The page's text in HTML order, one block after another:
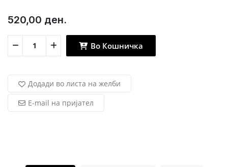
520,00 ден.
Во Кошничка
Додади во листа на желби
E-mail на пријател